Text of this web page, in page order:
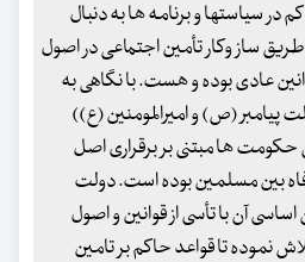
در سیاستها و برنامه ها به دنبال
ساز وکار تأمین اجتماعی در اصول
عادی بوده و هست. با نگاهی به
(ص) و امیرالمومنین (ع))
ها مبتنی بر برقراری اصل
بین مسلمین بوده است. دولت
اساسی آن با تأسی از قوانین و اصول
نموده تا قواعد حاکم بر تامین